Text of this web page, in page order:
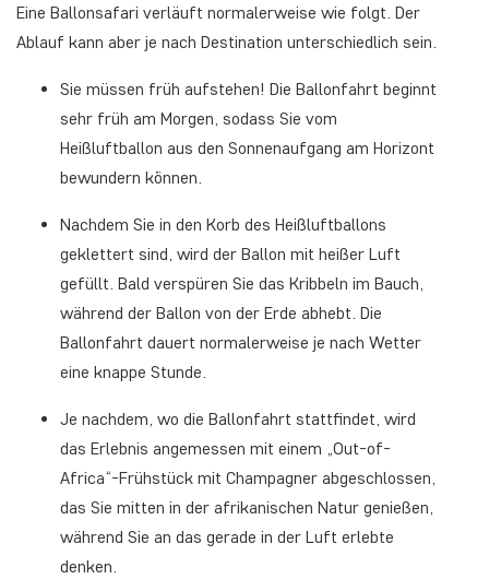
Eine Ballonsafari verläuft normalerweise wie folgt. Der
Ablauf kann aber je nach Destination unterschiedlich sein.
Sie müssen früh aufstehen! Die Ballonfahrt beginnt
sehr früh am Morgen, sodass Sie vom
Heißluftballon aus den Sonnenaufgang am Horizont
bewundern können.
Nachdem Sie in den Korb des Heißluftballons
geklettert sind, wird der Ballon mit heißer Luft
gefüllt. Bald verspüren Sie das Kribbeln im Bauch,
während der Ballon von der Erde abhebt. Die
Ballonfahrt dauert normalerweise je nach Wetter
eine knappe Stunde.
Je nachdem, wo die Ballonfahrt stattfindet, wird
das Erlebnis angemessen mit einem „Out-of-
Africa“-Frühstück mit Champagner abgeschlossen,
das Sie mitten in der afrikanischen Natur genießen,
während Sie an das gerade in der Luft erlebte
denken.